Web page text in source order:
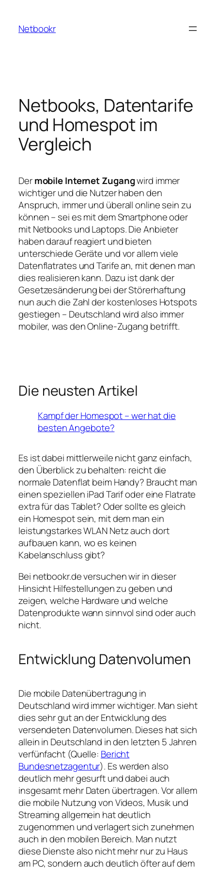
springen
Netbookr
Netbooks, Datentarife
und Homespot im
Vergleich
Dermobile Internet Zugangwird immer
wichtiger und die Nutzer haben den
Anspruch, immer und überall online sein zu
können – sei es mit dem Smartphone oder
mit Netbooks und Laptops. Die Anbieter
haben darauf reagiert und bieten
unterschiede Geräte und vor allem viele
Datenflatrates und Tarife an, mit denen man
dies realisieren kann. Dazu ist dank der
Gesetzesänderung bei der Störerhaftung
nun auch die Zahl der kostenloses Hotspots
gestiegen – Deutschland wird also immer
mobiler, was den Online-Zugang betrifft.
Die neusten Artikel
Kampf der Homespot – wer hat die
besten Angebote?
Es ist dabei mittlerweile nicht ganz einfach,
den Überblick zu behalten: reicht die
normale Datenflat beim Handy? Braucht man
einen speziellen iPad Tarif oder eine Flatrate
extra für das Tablet? Oder sollte es gleich
ein Homespot sein, mit dem man ein
leistungstarkes WLAN Netz auch dort
aufbauen kann, wo es keinen
Kabelanschluss gibt?
Bei netbookr.de versuchen wir in dieser
Hinsicht Hilfestellungen zu geben und
zeigen, welche Hardware und welche
Datenprodukte wann sinnvol sind oder auch
nicht.
Entwicklung Datenvolumen
Die mobile Datenübertragung in
Deutschland wird immer wichtiger. Man sieht
dies sehr gut an der Entwicklung des
versendeten Datenvolumen. Dieses hat sich
allein in Deutschland in den letzten 5 Jahren
verfünfacht (Quelle: Bericht
Bundesnetzagentur). Es werden also
deutlich mehr gesurft und dabei auch
insgesamt mehr Daten übertragen. Vor allem
die mobile Nutzung von Videos, Musik und
Streaming allgemein hat deutlich
zugenommen und verlagert sich zunehmen
auch in den mobilen Bereich. Man nutzt
diese Dienste also nicht mehr nur zu Haus
am PC, sondern auch deutlich öfter auf dem